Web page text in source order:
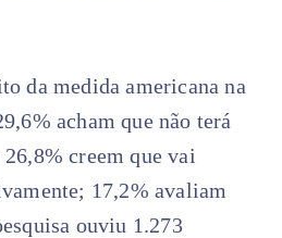
da medida americana na
acham que não terá
creem que vai
17,2% avaliam
ouviu 1.273